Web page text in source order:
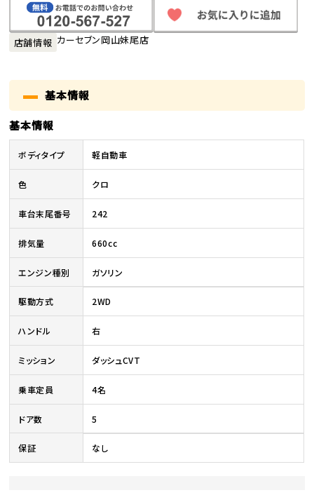
店舗情報 カーセブン岡山妹尾店
基本情報
基本情報
ボディタイプ 軽自動車
色 クロ
車台末尾番号 242
排気量 660cc
エンジン種別 ガソリン
駆動方式 2WD
ハンドル 右
ミッション ダッシュCVT
乗車定員 4名
ドア数 5
保証 なし